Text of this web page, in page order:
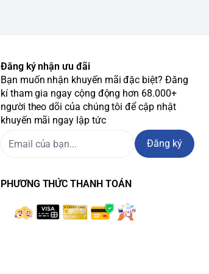
Đăng ký nhận ưu đãi
Bạn muốn nhận khuyến mãi đặc biệt? Đăng
kí tham gia ngay cộng động hơn 68.000+
người theo dõi của chúng tôi để cập nhật
khuyến mãi ngay lập tức
Đăng ký
PHƯƠNG THỨC THANH TOÁN